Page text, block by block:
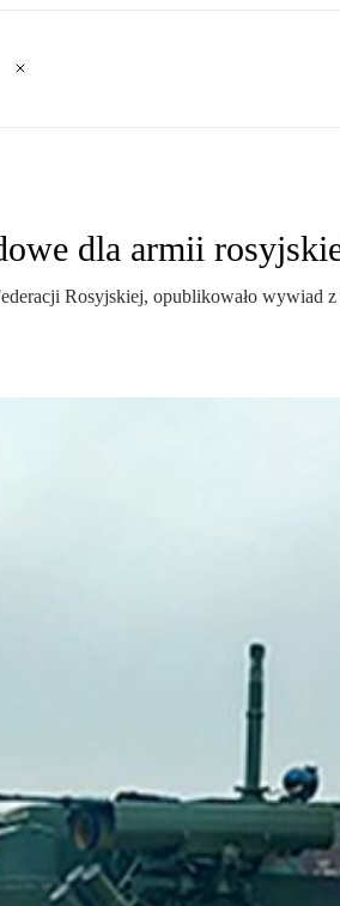
dla armii
Rosyjskiej, opublikowało wywiad